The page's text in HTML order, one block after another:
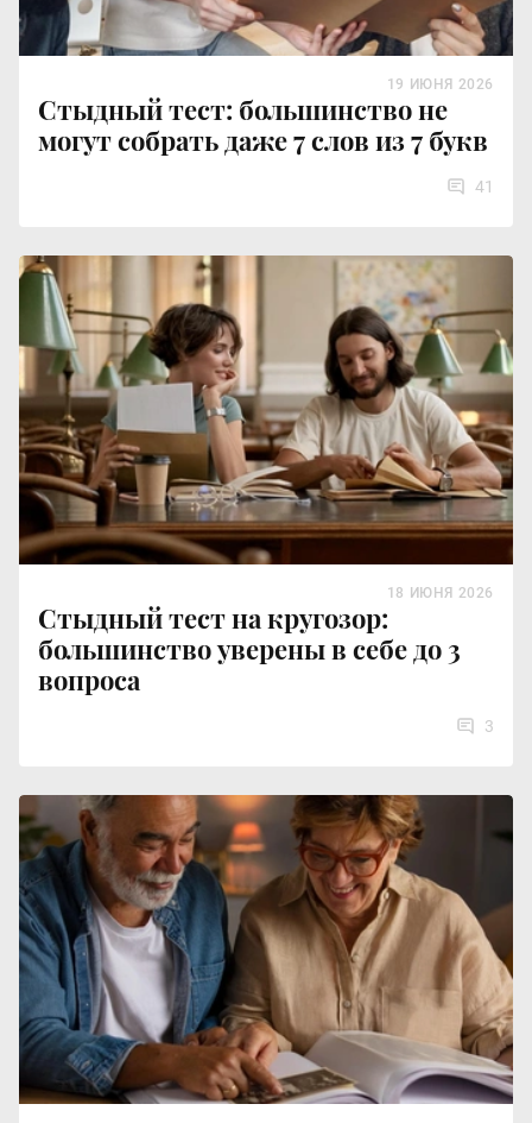
Стыдный тест: большинство не
могут собрать даже 7 слов из 7 букв
19 ИЮНЯ 2026
41
Стыдный тест на кругозор:
большинство уверены в себе до 3
вопроса
18 ИЮНЯ 2026
3